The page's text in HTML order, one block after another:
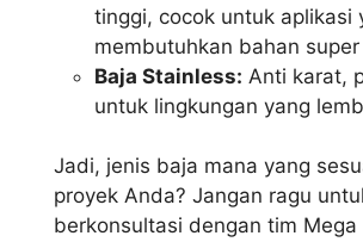
tinggi, cocok untuk aplikasi
membutuhkan bahan
Baja Stainless: Anti karat,
untuk lingkungan yang
Jadi, jenis baja mana yang
proyek Anda? Jangan ragu
berkonsultasi dengan tim Mega